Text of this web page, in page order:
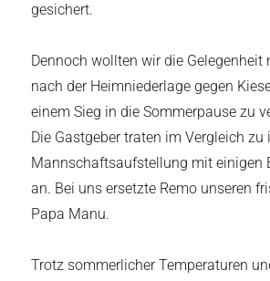
gesichert.
Dennoch wollten wir die Gelegenheit
nach der Heimniederlage gegen
einem Sieg in die Sommerpause zu
Die Gastgeber traten im Vergleich zu
Mannschaftsaufstellung mit einigen
an. Bei uns ersetzte Remo unseren
Papa Manu.
Trotz sommerlicher Temperaturen